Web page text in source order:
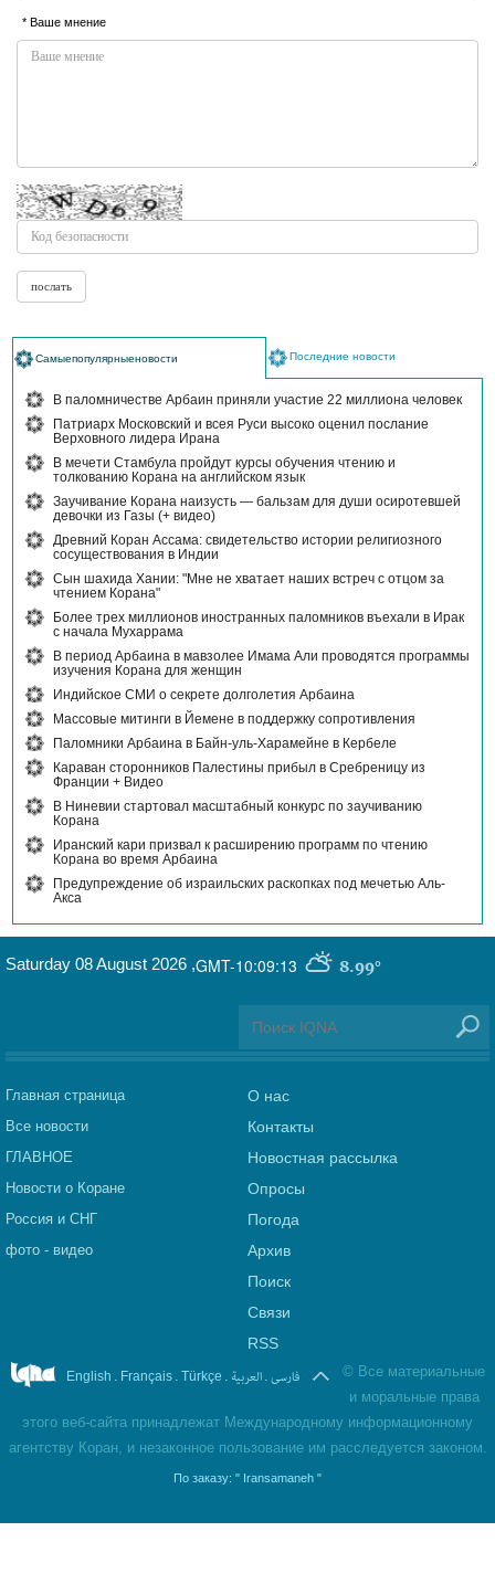
* Ваше мнение
Самыепопулярныеновости Последние новости
В паломничестве Арбаин приняли участие 22 миллиона человек
Патриарх Московский и всея Руси высоко оценил послание
Верховного лидера Ирана
В мечети Стамбула пройдут курсы обучения чтению и
толкованию Корана на английском язык
Заучивание Корана наизусть — бальзам для души осиротевшей
девочки из Газы (+ видео)
Древний Коран Ассама: свидетельство истории религиозного
сосуществования в Индии
Сын шахида Хании: "Мне не хватает наших встреч с отцом за
чтением Корана"
Более трех миллионов иностранных паломников въехали в Ирак
с начала Мухаррама
В период Арбаина в мавзолее Имама Али проводятся программы
изучения Корана для женщин
Индийское СМИ о секрете долголетия Арбаина
Массовые митинги в Йемене в поддержку сопротивления
Паломники Арбаина в Байн-уль-Харамейне в Кербеле
Караван сторонников Палестины прибыл в Сребреницу из
Франции + Видео
В Ниневии стартовал масштабный конкурс по заучиванию
Корана
Иранский кари призвал к расширению программ по чтению
Корана во время Арбаина
Предупреждение об израильских раскопках под мечетью Аль-
Акса
GMT-10:09:13 8.99°
Saturday 08 August 2026 ,
Главная страница
Все новости
ГЛАВНОЕ
Новости о Коране
Россия и СНГ
фото - видео
О нас
Контакты
Новостная рассылка
Опросы
Погода
Архив
Поиск
Связи
RSS
English . Français . Türkçe . العربیة . فارسی © Все материальные
и моральные права
этого веб-сайта принадлежат Международному информационному
агентству Коран, и незаконное пользование им расследуется законом.
По заказу: " Iransamaneh "